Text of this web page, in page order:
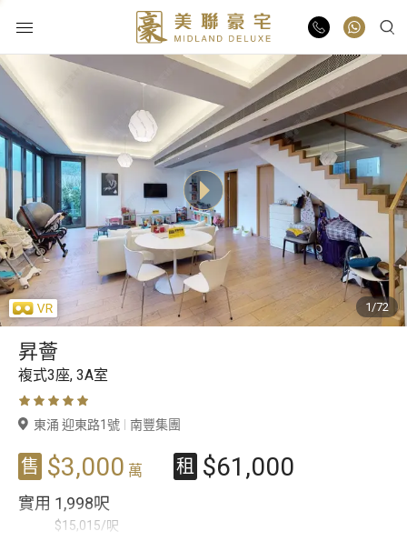
物業出售
物業出租
業主放盤
豪宅報告
豪宅資訊
更多樓盤
豪宅專家
豪宅分行
1/72
昇薈
複式3座, 3A室
東涌 迎東路1號 南豐集團
售 $3,000 萬 租 $61,000
實用 1,998呎
$15,015/呎